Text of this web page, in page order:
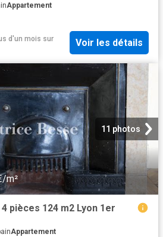
Appartement
d'un mois sur
Voir les détails
11 photos
m²
pièces 124 m2 Lyon 1er
Appartement